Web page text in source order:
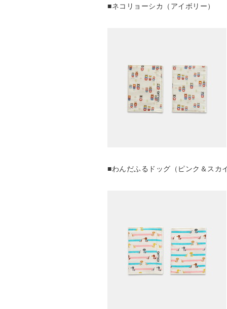
■ネコリョーシカ（アイボリー）
■わんだふるドッグ（ピンク＆スカ